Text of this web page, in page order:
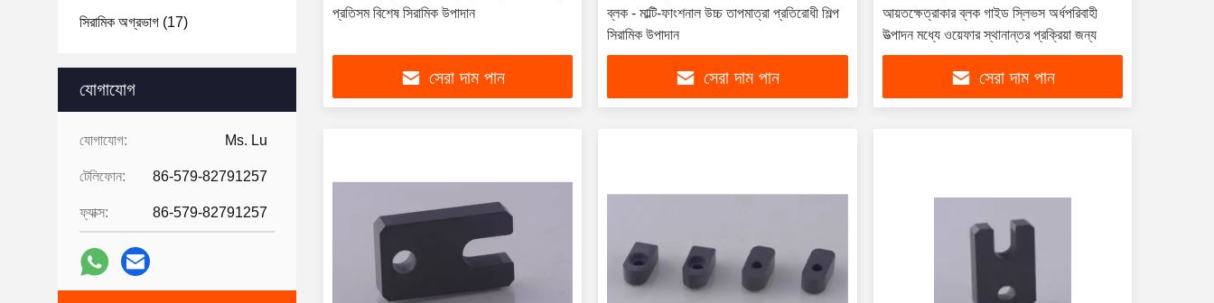
সিরামিক অগ্রভাগ (17)
যোগাযোগ
যোগাযোগ: Ms. Lu
টেলিফোন: 86-579-82791257
ফ্যাক্স: 86-579-82791257
প্রতিসম বিশেষ সিরামিক উপাদান
সেরা দাম পান
ব্লক - মাল্টি-ফাংশনাল উচ্চ তাপমাত্রা প্রতিরোধী শিল্প
সিরামিক উপাদান
সেরা দাম পান
আয়তক্ষেত্রাকার ব্লক গাইড স্লিভস অর্ধপরিবাহী
উত্পাদন মধ্যে ওয়েফার স্থানান্তর প্রক্রিয়া জন্য
সেরা দাম পান